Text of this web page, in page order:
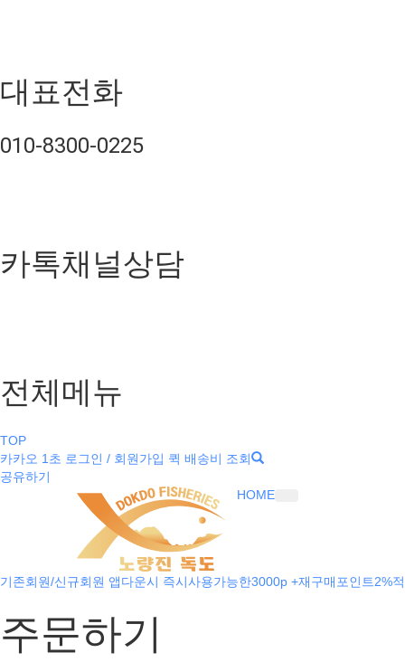
대표전화
010-8300-0225
카톡채널상담
전체메뉴
TOP
카카오 1초 로그인 / 회원가입 퀵 배송비 조회
공유하기
HOME
기존회원/신규회원 앱다운시 즉시사용가능한3000p +재구매포인트2%
주문하기